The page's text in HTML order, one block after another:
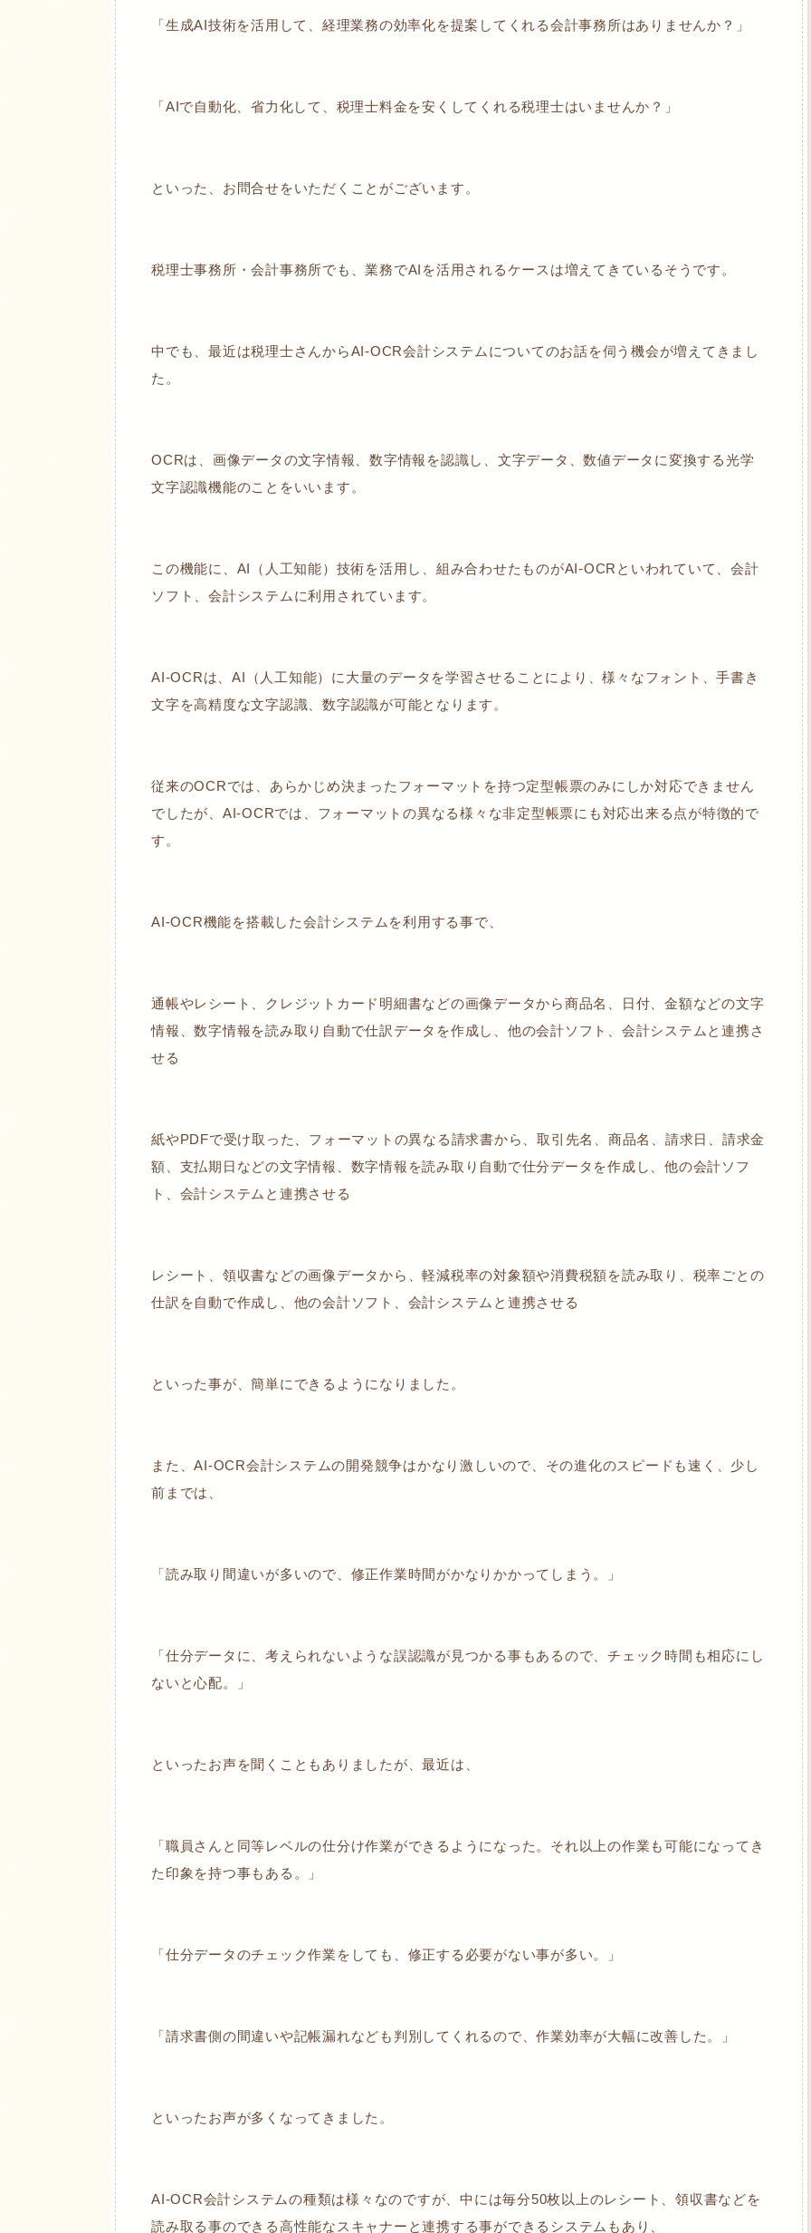
「生成AI技術を活用して、経理業務の効率化を提案してくれる会計事務所はありませんか？」
「AIで自動化、省力化して、税理士料金を安くしてくれる税理士はいませんか？」
といった、お問合せをいただくことがございます。
税理士事務所・会計事務所でも、業務でAIを活用されるケースは増えてきているそうです。
中でも、最近は税理士さんからAI-OCR会計システムについてのお話を伺う機会が増えてきまし
た。
OCRは、画像データの文字情報、数字情報を認識し、文字データ、数値データに変換する光学
文字認識機能のことをいいます。
この機能に、AI（人工知能）技術を活用し、組み合わせたものがAI-OCRといわれていて、会計
ソフト、会計システムに利用されています。
AI-OCRは、AI（人工知能）に大量のデータを学習させることにより、様々なフォント、手書き
文字を高精度な文字認識、数字認識が可能となります。
従来のOCRでは、あらかじめ決まったフォーマットを持つ定型帳票のみにしか対応できません
でしたが、AI-OCRでは、フォーマットの異なる様々な非定型帳票にも対応出来る点が特徴的で
す。
AI-OCR機能を搭載した会計システムを利用する事で、
通帳やレシート、クレジットカード明細書などの画像データから商品名、日付、金額などの文字
情報、数字情報を読み取り自動で仕訳データを作成し、他の会計ソフト、会計システムと連携さ
せる
紙やPDFで受け取った、フォーマットの異なる請求書から、取引先名、商品名、請求日、請求金
額、支払期日などの文字情報、数字情報を読み取り自動で仕分データを作成し、他の会計ソフ
ト、会計システムと連携させる
レシート、領収書などの画像データから、軽減税率の対象額や消費税額を読み取り、税率ごとの
仕訳を自動で作成し、他の会計ソフト、会計システムと連携させる
といった事が、簡単にできるようになりました。
また、AI-OCR会計システムの開発競争はかなり激しいので、その進化のスピードも速く、少し
前までは、
「読み取り間違いが多いので、修正作業時間がかなりかかってしまう。」
「仕分データに、考えられないような誤認識が見つかる事もあるので、チェック時間も相応にし
ないと心配。」
といったお声を聞くこともありましたが、最近は、
「職員さんと同等レベルの仕分け作業ができるようになった。それ以上の作業も可能になってき
た印象を持つ事もある。」
「仕分データのチェック作業をしても、修正する必要がない事が多い。」
「請求書側の間違いや記帳漏れなども判別してくれるので、作業効率が大幅に改善した。」
といったお声が多くなってきました。
AI-OCR会計システムの種類は様々なのですが、中には毎分50枚以上のレシート、領収書などを
読み取る事のできる高性能なスキャナーと連携する事ができるシステムもあり、